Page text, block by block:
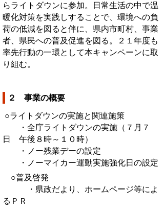
らライトダウンに参加。日常生活の中で温
暖化対策を実践しすることで、環境への負
荷の低減を図ると伴に、県内市町村、事業
者、県民への普及促進を図る。２１年度も
率先行動の一環として本キャンペーンに取
り組む。
２ 事業の概要
○ライトダウンの実施と関連施策
・全庁ライトダウンの実施（７月７
日 午後８時～１０時）
・ノー残業デーの設定
・ノーマイカー運動実施強化日の設定
○普及啓発
・県政だより、ホームページ等によ
るＰＲ